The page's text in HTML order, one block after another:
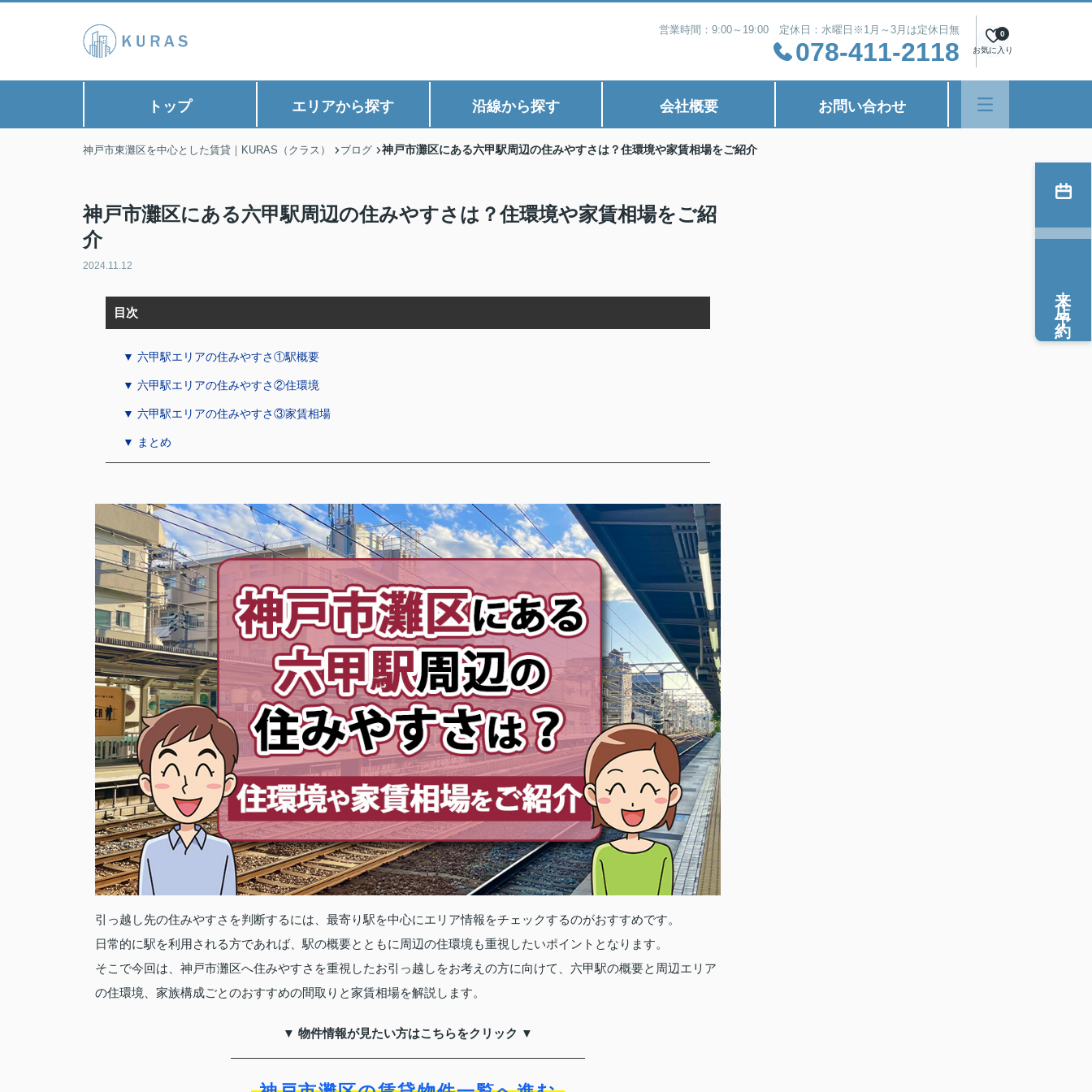
営業時間：9:00～19:00 定休日：水曜日※1月～3月は定休日無
078-411-2118 お気に入り
0
トップ エリアから探す 沿線から探す 会社概要 お問い合わせ
神戸市東灘区を中心とした賃貸｜KURAS（クラス） ブログ 神戸市灘区にある六甲駅周辺の住みやすさは？住環境や家賃相場をご紹介
神戸市灘区にある六甲駅周辺の住みやすさは？住環境や家賃相場をご紹
介
2024.11.12
目次
▼ 六甲駅エリアの住みやすさ①駅概要
▼ 六甲駅エリアの住みやすさ②住環境
▼ 六甲駅エリアの住みやすさ③家賃相場
▼ まとめ
引っ越し先の住みやすさを判断するには、最寄り駅を中心にエリア情報をチェックするのがおすすめです。
日常的に駅を利用される方であれば、駅の概要とともに周辺の住環境も重視したいポイントとなります。
そこで今回は、神戸市灘区へ住みやすさを重視したお引っ越しをお考えの方に向けて、六甲駅の概要と周辺エリア
の住環境、家族構成ごとのおすすめの間取りと家賃相場を解説します。
▼ 物件情報が見たい方はこちらをクリック ▼
来店予約